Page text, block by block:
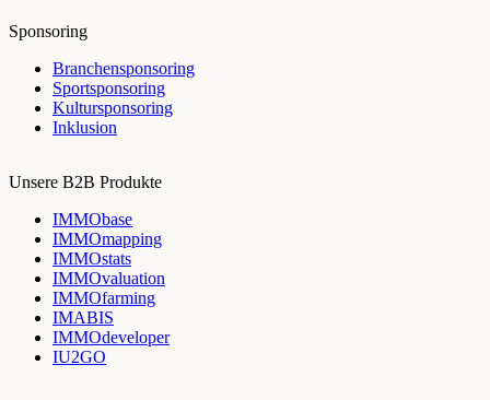
Sponsoring
Branchensponsoring
Sportsponsoring
Kultursponsoring
Inklusion
Unsere B2B Produkte
IMMObase
IMMOmapping
IMMOstats
IMMOvaluation
IMMOfarming
IMABIS
IMMOdeveloper
IU2GO